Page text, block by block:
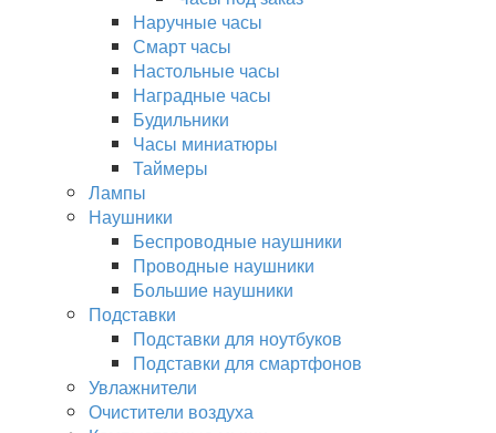
Наручные часы
Смарт часы
Настольные часы
Наградные часы
Будильники
Часы миниатюры
Таймеры
Лампы
Наушники
Беспроводные наушники
Проводные наушники
Большие наушники
Подставки
Подставки для ноутбуков
Подставки для смартфонов
Увлажнители
Очистители воздуха